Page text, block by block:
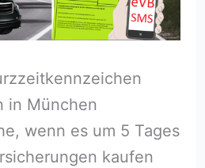
in München
wenn es um 5 Tages
kaufen